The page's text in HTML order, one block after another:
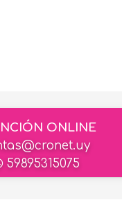
ONLINE
59895315075